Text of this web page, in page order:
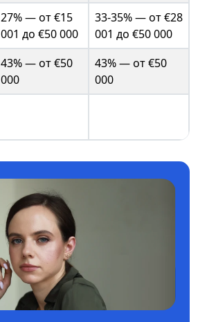
27% — от €15
001 до €50 000
33-35% — от €28
001 до €50 000
43% — от €50
000
43% — от €50
000